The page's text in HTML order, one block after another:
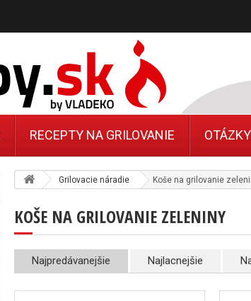
Grilovacie náradie Koše na grilovanie
KOŠE NA GRILOVANIE ZELENINY
Najpredávanejšie Najlacnejšie
RECEPTY NA GRILOVANIE